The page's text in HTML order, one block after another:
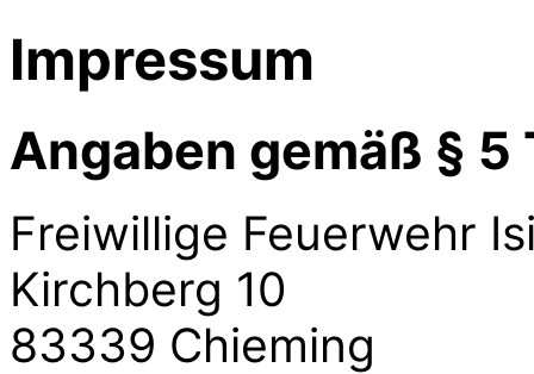
Impressum
Angaben gemäß § 5
Freiwillige Feuerwehr
Kirchberg 10
83339 Chieming